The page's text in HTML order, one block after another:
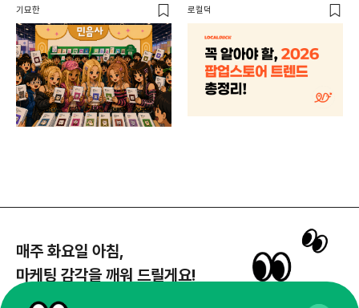
기묘한
할 트렌드 4가지
로컬덕
매주 화요일 아침,
마케팅 감각을 깨워 드릴게요!